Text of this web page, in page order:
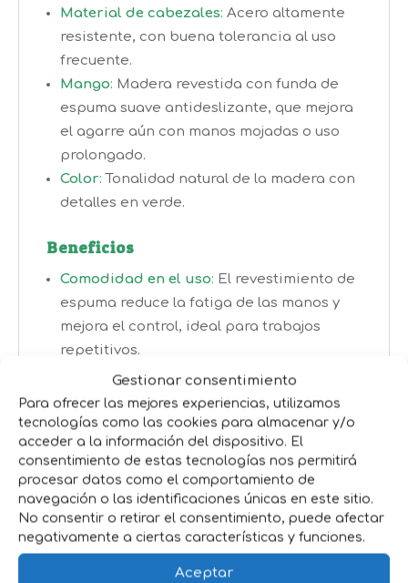
Gestionar consentimiento
Para ofrecer las mejores experiencias, utilizamos
tecnologías como las cookies para almacenar y/o
acceder a la información del dispositivo. El
consentimiento de estas tecnologías nos permitirá
procesar datos como el comportamiento de
navegación o las identificaciones únicas en este sitio.
No consentir o retirar el consentimiento, puede afectar
negativamente a ciertas características y funciones.
Aceptar
Material de cabezales: Acero altamente
resistente, con buena tolerancia al uso
frecuente.
Mango: Madera revestida con funda de
espuma suave antideslizante, que mejora
el agarre aún con manos mojadas o uso
prolongado.
Color: Tonalidad natural de la madera con
detalles en verde.
Beneficios
Comodidad en el uso: El revestimiento de
espuma reduce la fatiga de las manos y
mejora el control, ideal para trabajos
repetitivos.
Versatilidad :Tres herramientas
fundamentales para labores de
preparación de suelo, trasplante y
limpieza de espacios verdes o huertos.
Durabilidad:Acero resistente y mango de
madera con protección que prolongan la
vida útil del set.